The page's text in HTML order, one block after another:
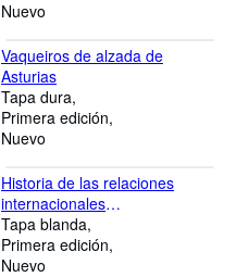
Nuevo
Vaqueiros de alzada de
Asturias
Tapa dura
Primera edición
Nuevo
Historia de las relaciones
internacionales
contemporáneas
Tapa blanda
Primera edición
Nuevo